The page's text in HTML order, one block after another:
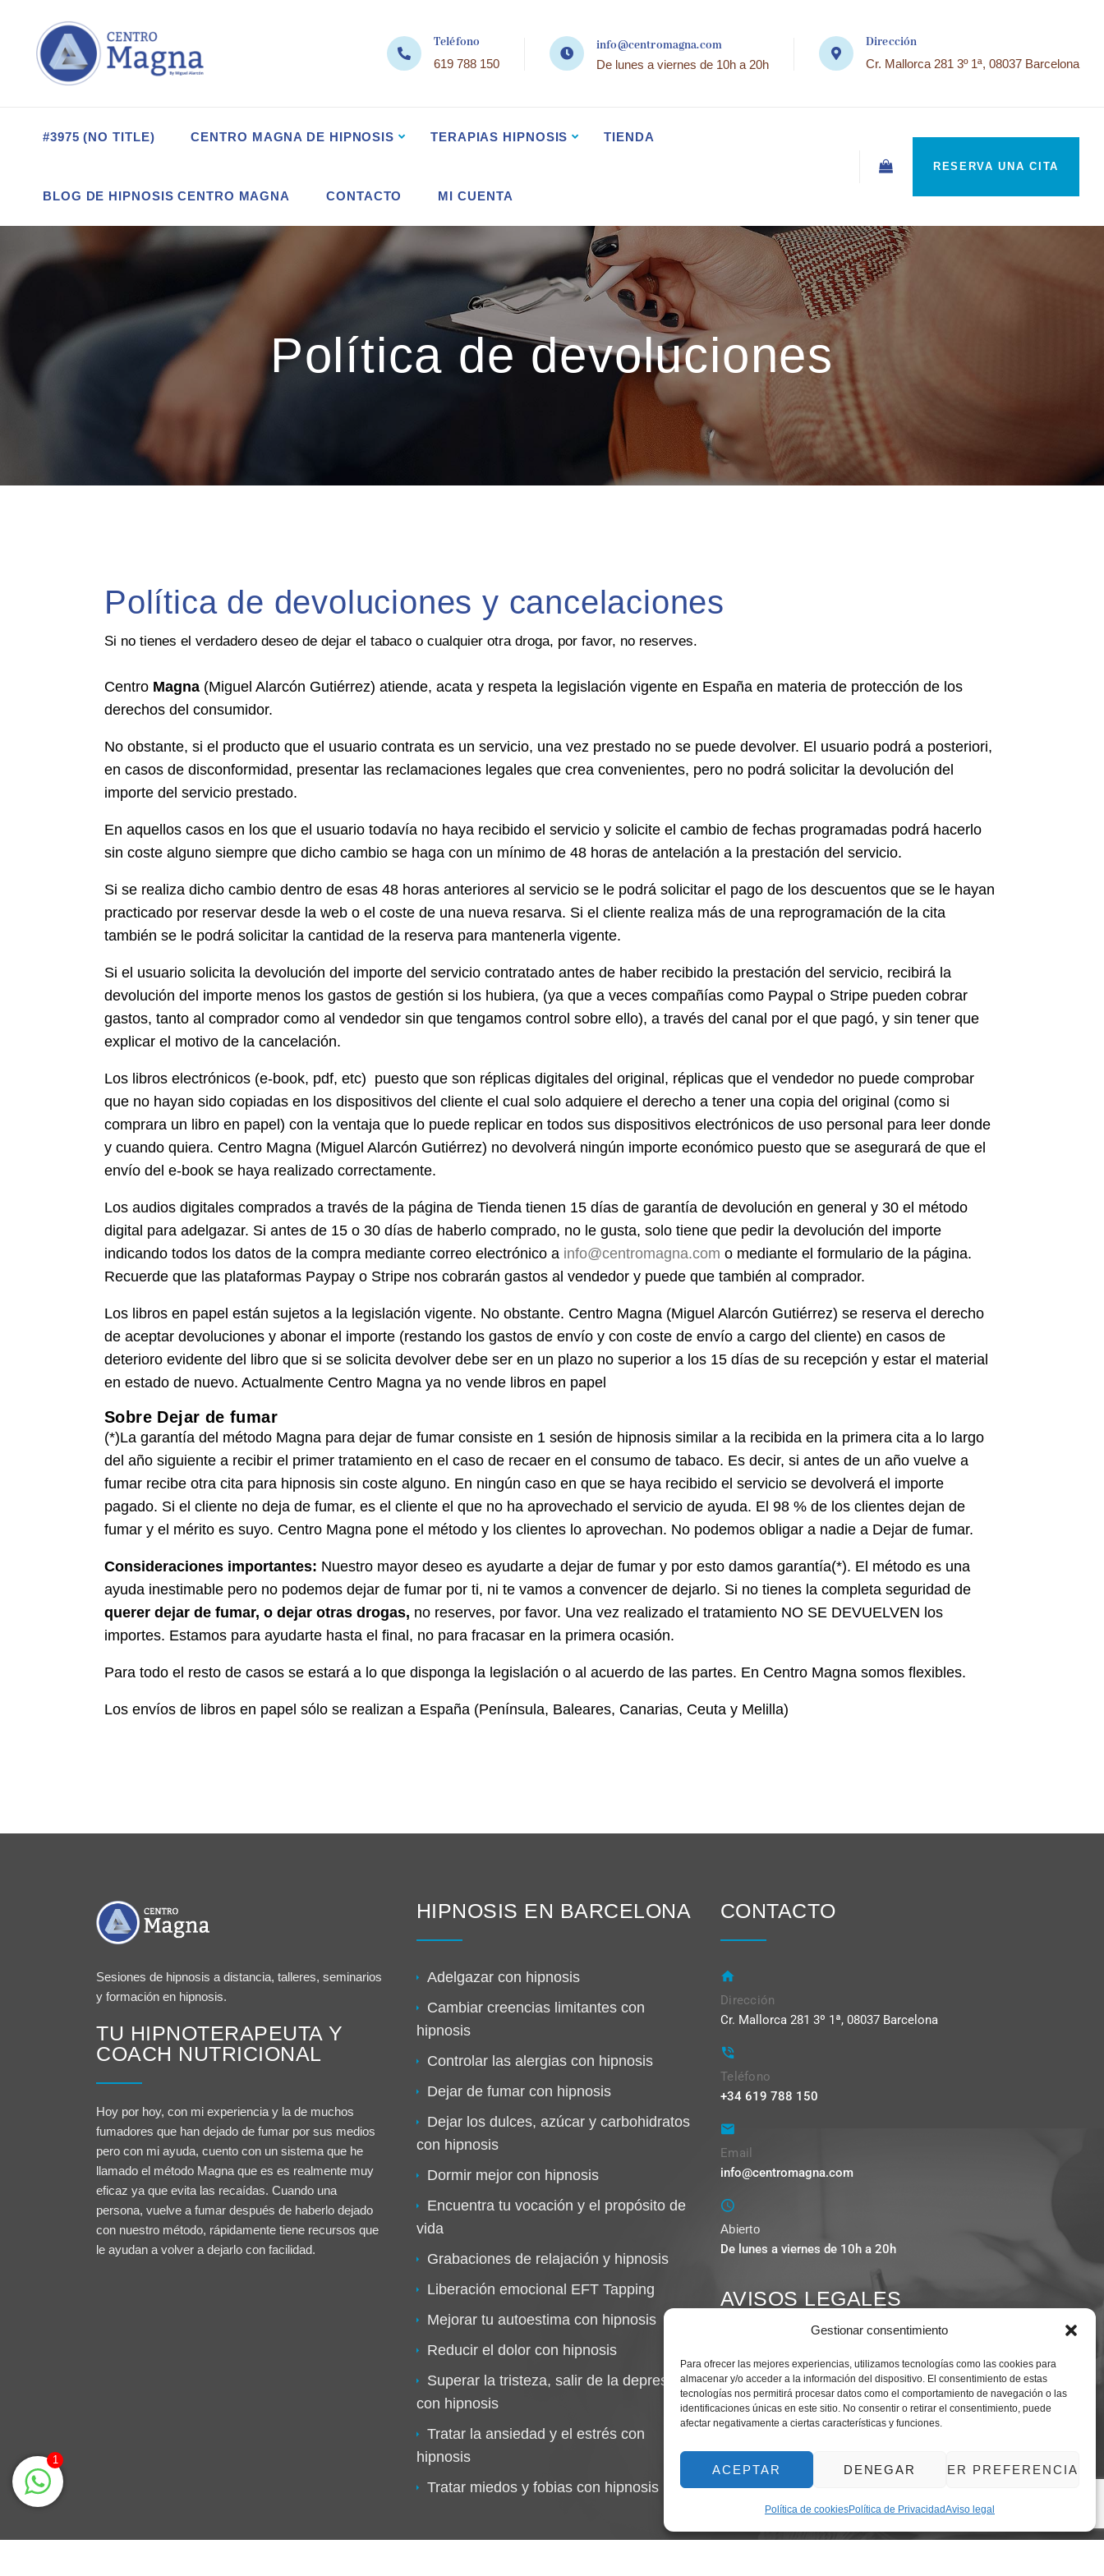
Gestionar consentimiento
Para ofrecer las mejores experiencias, utilizamos tecnologías como las cookies para
almacenar y/o acceder a la información del dispositivo. El consentimiento de estas
tecnologías nos permitirá procesar datos como el comportamiento de navegación o las
identificaciones únicas en este sitio. No consentir o retirar el consentimiento, puede
afectar negativamente a ciertas características y funciones.
ACEPTAR DENEGAR VER PREFERENCIAS
Política de cookiesPolítica de PrivacidadAviso legal
Teléfono
619 788 150
info@centromagna.com
De lunes a viernes de 10h a 20h
Dirección
Cr. Mallorca 281 3º 1ª, 08037 Barcelona
#3975 (NO TITLE) CENTRO MAGNA DE HIPNOSIS TERAPIAS HIPNOSIS TIENDA
BLOG DE HIPNOSIS CENTRO MAGNA CONTACTO MI CUENTA
RESERVA UNA CITA
Política de devoluciones
Política de devoluciones y cancelaciones
Si no tienes el verdadero deseo de dejar el tabaco o cualquier otra droga, por favor, no reserves.
Centro Magna (Miguel Alarcón Gutiérrez) atiende, acata y respeta la legislación vigente en España en materia de protección de los
derechos del consumidor.
No obstante, si el producto que el usuario contrata es un servicio, una vez prestado no se puede devolver. El usuario podrá a posteriori,
en casos de disconformidad, presentar las reclamaciones legales que crea convenientes, pero no podrá solicitar la devolución del
importe del servicio prestado.
En aquellos casos en los que el usuario todavía no haya recibido el servicio y solicite el cambio de fechas programadas podrá hacerlo
sin coste alguno siempre que dicho cambio se haga con un mínimo de 48 horas de antelación a la prestación del servicio.
Si se realiza dicho cambio dentro de esas 48 horas anteriores al servicio se le podrá solicitar el pago de los descuentos que se le hayan
practicado por reservar desde la web o el coste de una nueva resarva. Si el cliente realiza más de una reprogramación de la cita
también se le podrá solicitar la cantidad de la reserva para mantenerla vigente.
Si el usuario solicita la devolución del importe del servicio contratado antes de haber recibido la prestación del servicio, recibirá la
devolución del importe menos los gastos de gestión si los hubiera, (ya que a veces compañías como Paypal o Stripe pueden cobrar
gastos, tanto al comprador como al vendedor sin que tengamos control sobre ello), a través del canal por el que pagó, y sin tener que
explicar el motivo de la cancelación.
Los libros electrónicos (e-book, pdf, etc) puesto que son réplicas digitales del original, réplicas que el vendedor no puede comprobar
que no hayan sido copiadas en los dispositivos del cliente el cual solo adquiere el derecho a tener una copia del original (como si
comprara un libro en papel) con la ventaja que lo puede replicar en todos sus dispositivos electrónicos de uso personal para leer donde
y cuando quiera. Centro Magna (Miguel Alarcón Gutiérrez) no devolverá ningún importe económico puesto que se asegurará de que el
envío del e-book se haya realizado correctamente.
Los audios digitales comprados a través de la página de Tienda tienen 15 días de garantía de devolución en general y 30 el método
digital para adelgazar. Si antes de 15 o 30 días de haberlo comprado, no le gusta, solo tiene que pedir la devolución del importe
indicando todos los datos de la compra mediante correo electrónico a info@centromagna.com o mediante el formulario de la página.
Recuerde que las plataformas Paypay o Stripe nos cobrarán gastos al vendedor y puede que también al comprador.
Los libros en papel están sujetos a la legislación vigente. No obstante. Centro Magna (Miguel Alarcón Gutiérrez) se reserva el derecho
de aceptar devoluciones y abonar el importe (restando los gastos de envío y con coste de envío a cargo del cliente) en casos de
deterioro evidente del libro que si se solicita devolver debe ser en un plazo no superior a los 15 días de su recepción y estar el material
en estado de nuevo. Actualmente Centro Magna ya no vende libros en papel
Sobre Dejar de fumar
(*)La garantía del método Magna para dejar de fumar consiste en 1 sesión de hipnosis similar a la recibida en la primera cita a lo largo
del año siguiente a recibir el primer tratamiento en el caso de recaer en el consumo de tabaco. Es decir, si antes de un año vuelve a
fumar recibe otra cita para hipnosis sin coste alguno. En ningún caso en que se haya recibido el servicio se devolverá el importe
pagado. Si el cliente no deja de fumar, es el cliente el que no ha aprovechado el servicio de ayuda. El 98 % de los clientes dejan de
fumar y el mérito es suyo. Centro Magna pone el método y los clientes lo aprovechan. No podemos obligar a nadie a Dejar de fumar.
Consideraciones importantes: Nuestro mayor deseo es ayudarte a dejar de fumar y por esto damos garantía(*). El método es una
ayuda inestimable pero no podemos dejar de fumar por ti, ni te vamos a convencer de dejarlo. Si no tienes la completa seguridad de
querer dejar de fumar, o dejar otras drogas, no reserves, por favor. Una vez realizado el tratamiento NO SE DEVUELVEN los
importes. Estamos para ayudarte hasta el final, no para fracasar en la primera ocasión.
Para todo el resto de casos se estará a lo que disponga la legislación o al acuerdo de las partes. En Centro Magna somos flexibles.
Los envíos de libros en papel sólo se realizan a España (Península, Baleares, Canarias, Ceuta y Melilla)
Sesiones de hipnosis a distancia, talleres, seminarios
y formación en hipnosis.
TU HIPNOTERAPEUTA Y
COACH NUTRICIONAL
Hoy por hoy, con mi experiencia y la de muchos
fumadores que han dejado de fumar por sus medios
pero con mi ayuda, cuento con un sistema que he
llamado el método Magna que es es realmente muy
eficaz ya que evita las recaídas. Cuando una
persona, vuelve a fumar después de haberlo dejado
con nuestro método, rápidamente tiene recursos que
le ayudan a volver a dejarlo con facilidad.
HIPNOSIS EN BARCELONA
Adelgazar con hipnosis
Cambiar creencias limitantes con
hipnosis
Controlar las alergias con hipnosis
Dejar de fumar con hipnosis
Dejar los dulces, azúcar y carbohidratos
con hipnosis
Dormir mejor con hipnosis
Encuentra tu vocación y el propósito de
vida
Grabaciones de relajación y hipnosis
Liberación emocional EFT Tapping
Mejorar tu autoestima con hipnosis
Reducir el dolor con hipnosis
Superar la tristeza, salir de la depresión
con hipnosis
Tratar la ansiedad y el estrés con
hipnosis
Tratar miedos y fobias con hipnosis
CONTACTO
Dirección
Cr. Mallorca 281 3º 1ª, 08037 Barcelona
Teléfono
+34 619 788 150
Email
info@centromagna.com
Abierto
De lunes a viernes de 10h a 20h
AVISOS LEGALES
Aviso legal
Política de Privacidad
Política de cookies
Política de devoluciones
1